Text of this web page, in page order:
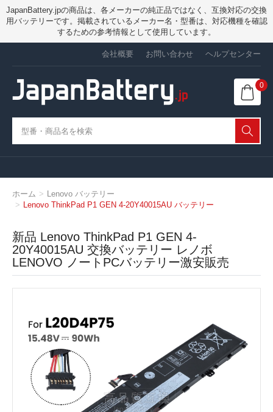
JapanBattery.jpの商品は、各メーカーの純正品ではなく、互換対応の交換
用バッテリーです。掲載されているメーカー名・型番は、対応機種を確認
するための参考情報として使用しています。
会社概要 お問い合わせ ヘルプセンター
0
ホーム
Lenovo バッテリー
Lenovo ThinkPad P1 GEN 4-20Y40015AU バッテリー
新品 Lenovo ThinkPad P1 GEN 4-
20Y40015AU 交換バッテリー レノボ
LENOVO ノートPCバッテリー激安販売